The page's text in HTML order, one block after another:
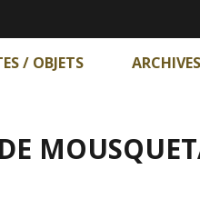
/ OBJETS ARCHIVES